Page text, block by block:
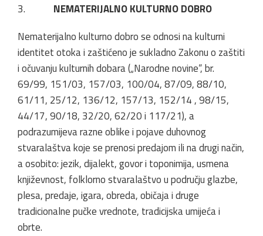
3. NEMATERIJALNO KULTURNO DOBRO
Nematerijalno kulturno dobro se odnosi na kulturni
identitet otoka i zaštićeno je sukladno Zakonu o zaštiti
i očuvanju kulturnih dobara („Narodne novine“, br.
69/99, 151/03, 157/03, 100/04, 87/09, 88/10,
61/11, 25/12, 136/12, 157/13, 152/14 , 98/15,
44/17, 90/18, 32/20, 62/20 i 117/21), a
podrazumijeva razne oblike i pojave duhovnog
stvaralaštva koje se prenosi predajom ili na drugi način,
a osobito: jezik, dijalekt, govor i toponimija, usmena
književnost, folklorno stvaralaštvo u području glazbe,
plesa, predaje, igara, obreda, običaja i druge
tradicionalne pučke vrednote, tradicijska umijeća i
obrte.